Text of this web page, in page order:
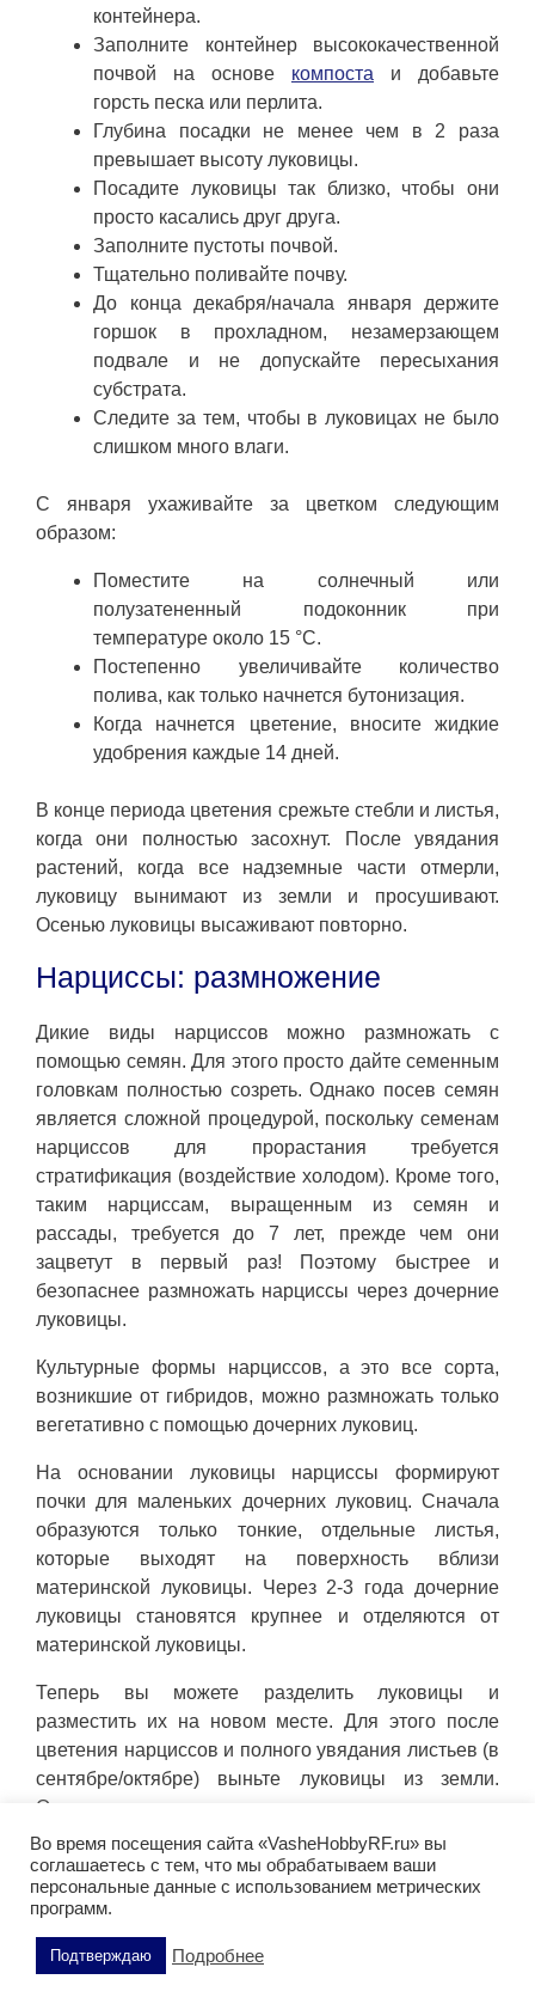
контейнера.
Заполните контейнер высококачественной
почвой на основе компоста и добавьте
горсть песка или перлита.
Глубина посадки не менее чем в 2 раза
превышает высоту луковицы.
Посадите луковицы так близко, чтобы они
просто касались друг друга.
Заполните пустоты почвой.
Тщательно поливайте почву.
До конца декабря/начала января держите
горшок в прохладном, незамерзающем
подвале и не допускайте пересыхания
субстрата.
Следите за тем, чтобы в луковицах не было
слишком много влаги.
С января ухаживайте за цветком следующим
образом:
Поместите на солнечный или
полузатененный подоконник при
температуре около 15 °C.
Постепенно увеличивайте количество
полива, как только начнется бутонизация.
Когда начнется цветение, вносите жидкие
удобрения каждые 14 дней.
В конце периода цветения срежьте стебли и листья,
когда они полностью засохнут. После увядания
растений, когда все надземные части отмерли,
луковицу вынимают из земли и просушивают.
Осенью луковицы высаживают повторно.
Нарциссы: размножение
Дикие виды нарциссов можно размножать с
помощью семян. Для этого просто дайте семенным
головкам полностью созреть. Однако посев семян
является сложной процедурой, поскольку семенам
нарциссов для прорастания требуется
стратификация (воздействие холодом). Кроме того,
таким нарциссам, выращенным из семян и
рассады, требуется до 7 лет, прежде чем они
зацветут в первый раз! Поэтому быстрее и
безопаснее размножать нарциссы через дочерние
луковицы.
Культурные формы нарциссов, а это все сорта,
возникшие от гибридов, можно размножать только
вегетативно с помощью дочерних луковиц.
На основании луковицы нарциссы формируют
почки для маленьких дочерних луковиц. Сначала
образуются только тонкие, отдельные листья,
которые выходят на поверхность вблизи
материнской луковицы. Через 2-3 года дочерние
луковицы становятся крупнее и отделяются от
материнской луковицы.
Теперь вы можете разделить луковицы и
разместить их на новом месте. Для этого после
цветения нарциссов и полного увядания листьев (в
сентябре/октябре) выньте луковицы из земли.
Отделите дочерние луковицы от материнских
острым ножом.
Перед посадкой обогатите почву компостоми
роговой стружкой. Посадите луковицы в солнечном
или полутенистом месте и хорошо полейте.
Во время посещения сайта «VasheHobbyRF.ru» вы
соглашаетесь с тем, что мы обрабатываем ваши
персональные данные с использованием метрических
программ.
Подтверждаю Подробнее